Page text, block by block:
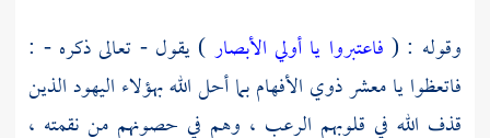
وقوله : ( فاعتبروا يا أولي الأبصار ) يقول - تعالى ذكره - :
فاتعظوا يا معشر ذوي الأفهام بما أحل الله بهؤلاء اليهودالذين
قذف الله في قلوبهم الرعب ، وهم في حصونهم من نقمته ،